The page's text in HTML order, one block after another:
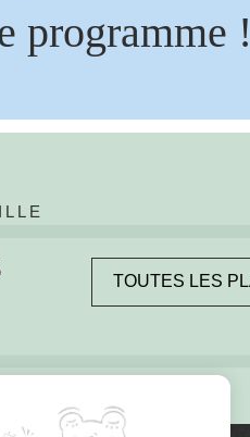
programme !
TOUTES LES